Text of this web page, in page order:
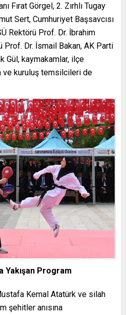
Fırat Görgel, 2. Zırhlı Tugay
Sert, Cumhuriyet Başsavcısı
Rektörü Prof. Dr. İbrahim
Prof. Dr. İsmail Bakan, AK Parti
Gül, kaymakamlar, ilçe
ve kuruluş temsilcileri de
Yakışan Program
Kemal Atatürk ve silah
şehitler anısına